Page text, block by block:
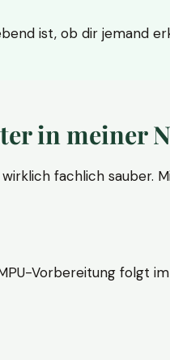
ist, ob dir jemand
in meiner
fachlich sauber.
Vorbereitung folgt